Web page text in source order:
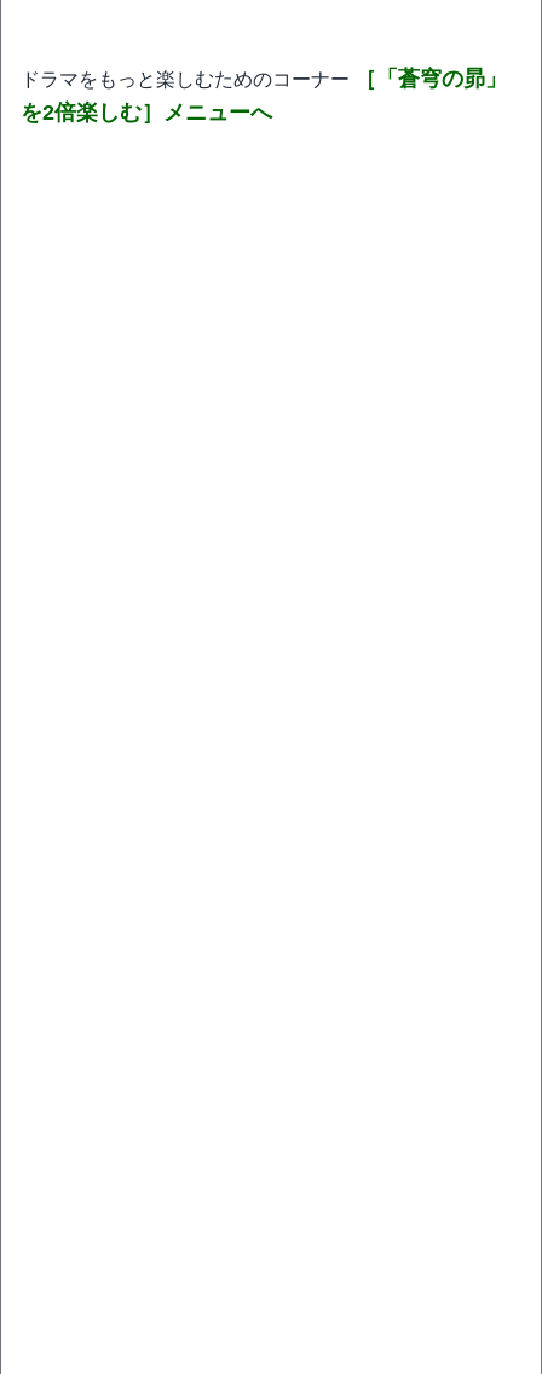
ドラマをもっと楽しむためのコーナー
［「蒼穹の昴」
を2倍楽しむ］メニューへ